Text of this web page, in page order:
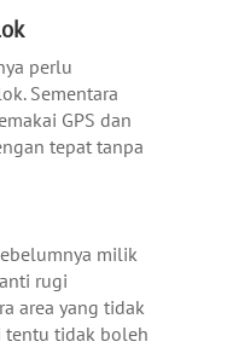
perlu
Sementara
GPS dan
tepat tanpa
milik
rugi
area yang tidak
tentu tidak boleh